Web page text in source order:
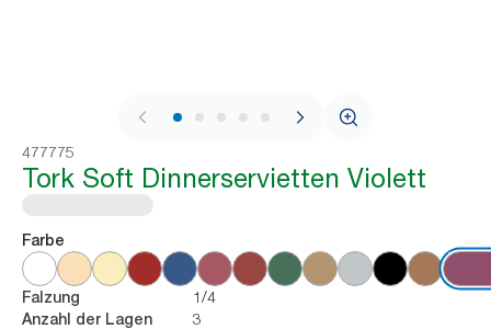
1 / 7
477775
Tork Soft Dinnerservietten Violett
Farbe
Falzung 1/4
Anzahl der Lagen 3